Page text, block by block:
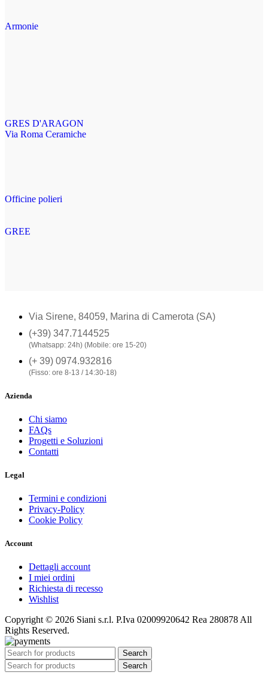
Armonie
GRES D'ARAGON
Via Roma Ceramiche
Officine polieri
GREE
Via Sirene, 84059, Marina di Camerota (SA)
(+39) 347.7144525
(Whatsapp: 24h) (Mobile: ore 15-20)
(+ 39) 0974.932816
(Fisso: ore 8-13 / 14:30-18)
Azienda
Chi siamo
FAQs
Progetti e Soluzioni
Contatti
Legal
Termini e condizioni
Privacy-Policy
Cookie Policy
Account
Dettagli account
I miei ordini
Richiesta di recesso
Wishlist
Copyright © 2026 Siani s.r.l. P.Iva 02009920642 Rea 280878 All
Rights Reserved.
Search
Search